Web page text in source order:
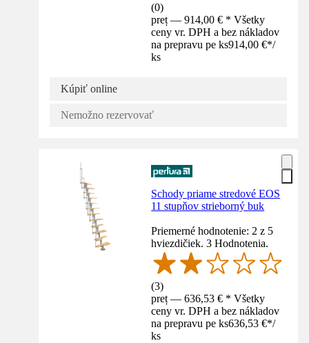
(0)
preț — 914,00 € * Všetky
ceny vr. DPH a bez nákladov
na prepravu pe ks914,00 €*/
ks
Kúpiť online
Nemožno rezervovať
Schody priame stredové EOS
11 stupňov strieborný buk
Priemerné hodnotenie: 2 z 5
hviezdičiek. 3 Hodnotenia.
(3)
preț — 636,53 € * Všetky
ceny vr. DPH a bez nákladov
na prepravu pe ks636,53 €*/
ks